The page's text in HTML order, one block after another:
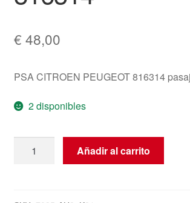
€ 48,00
PSA CITROEN PEUGEOT 816314
2 disponibles
Solar
Añadir al carrito